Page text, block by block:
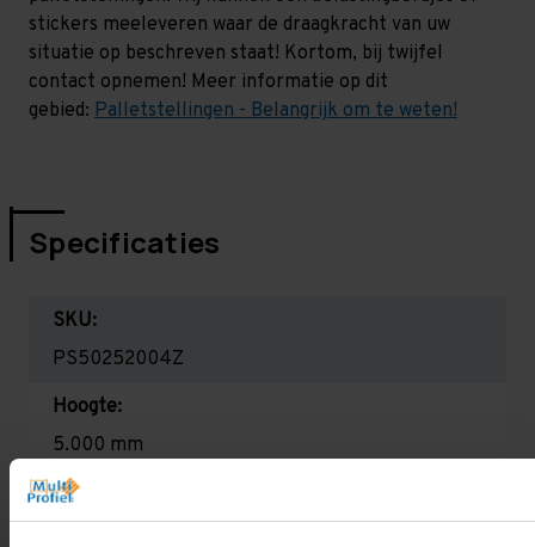
stickers meeleveren waar de draagkracht van uw
situatie op beschreven staat! Kortom, bij twijfel
contact opnemen! Meer informatie op dit
gebied: Palletstellingen - Belangrijk om te weten!
Specificaties
SKU:
PS50252004Z
Hoogte:
5.000 mm
Diepte: